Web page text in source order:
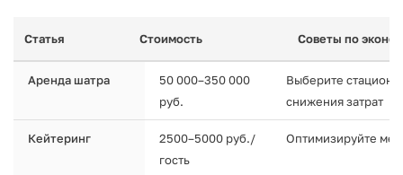
Статья Стоимость Советы по
Аренда шатра
50 000–350 000
руб.
Выберите
снижения затрат
Кейтеринг
2500–5000 руб./
гость
Оптимизируйте